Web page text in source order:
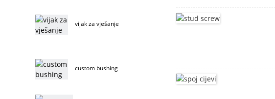
vijak za vješanje
custom bushing